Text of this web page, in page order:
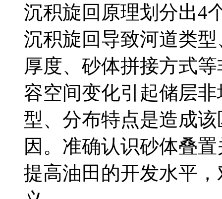
沉积旋回原理划分出4
沉积旋回导致河道类
厚度、砂体拼接方式
容空间变化引起储层
型、分布特点是造成
因。准确认识砂体叠
提高油田的开发水平